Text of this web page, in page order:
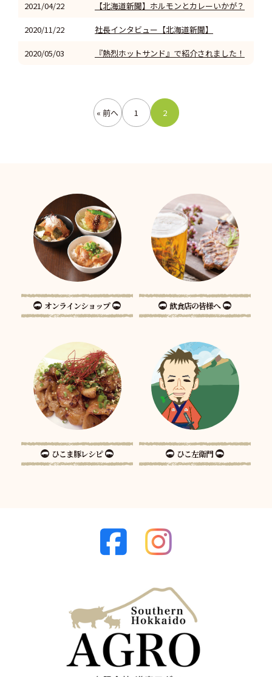
2021/04/22 【北海道新聞】ホルモンとカレーいかが？
2020/11/22 社長インタビュー【北海道新聞】
2020/05/03 『熱烈ホットサンド』で紹介されました！
« 前へ 1 2
オンラインショップ 飲食店の皆様へ
ひこま豚レシピ ひこ左衛門